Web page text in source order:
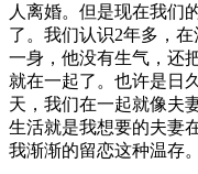
人离婚。但是现在我们
了。我们认识2年多，
一身，他没有生气，还
就在一起了。也许是日
天，我们在一起就像夫
生活就是我想要的夫妻
我渐渐的留恋这种温存。